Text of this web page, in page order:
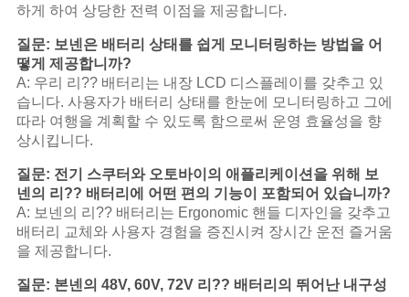
하게 하여 상당한 전력 이점을 제공합니다.
질문: 보넨은 배터리 상태를 쉽게 모니터링하는 방법을 어
떻게 제공합니까?
A: 우리 리?? 배터리는 내장 LCD 디스플레이를 갖추고 있
습니다. 사용자가 배터리 상태를 한눈에 모니터링하고 그에
따라 여행을 계획할 수 있도록 함으로써 운영 효율성을 향
상시킵니다.
질문: 전기 스쿠터와 오토바이의 애플리케이션을 위해 보
넨의 리?? 배터리에 어떤 편의 기능이 포함되어 있습니까?
A: 보넨의 리?? 배터리는 Ergonomic 핸들 디자인을 갖추고
배터리 교체와 사용자 경험을 증진시켜 장시간 운전 즐거움
을 제공합니다.
질문: 본넨의 48V, 60V, 72V 리?? 배터리의 뛰어난 내구성